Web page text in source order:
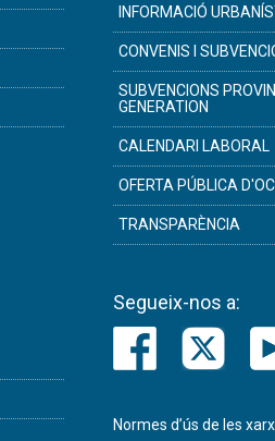
INFORMACIÓ
CONVENIS I
SUBVENCIONS
GENERATION
CALENDARI LABORAL
OFERTA PÚBLICA
TRANSPARÈNCIA
Segueix-nos a:
Normes d’ús de les